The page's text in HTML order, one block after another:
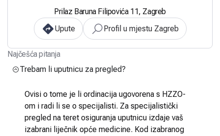
Prilaz Baruna Filipovića 11, Zagreb
Upute
Profil u mjestu Zagreb
Najčešća pitanja
Trebam li uputnicu za pregled?
Ovisi o tome je li ordinacija ugovorena s HZZO-
om i radi li se o specijalisti. Za specijalistički
pregled na teret osiguranja uputnicu izdaje vaš
izabrani liječnik opće medicine. Kod izabranog